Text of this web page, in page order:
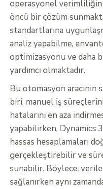
operasyonel verimliliğin
öncü bir çözüm
standartlarına
analiz yapabilme,
optimizasyonu ve daha
yardımcı olmaktadır.
Bu otomasyon
biri, manuel iş
hatalarını en aza
yapabilirken, Dynamics
hassas hesaplamaları
gerçekleştirebilir ve
sunabilir. Böylece,
sağlanırken aynı